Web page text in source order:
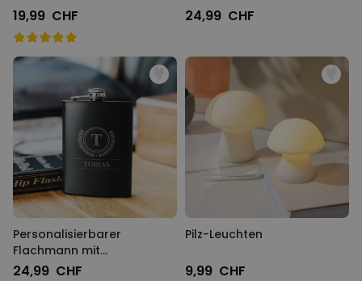
Freundinnen
19,99 CHF 24,99 CHF
Personalisierbarer
Flachmann mit
Monogramm
24,99 CHF
Pilz-Leuchten
9,99 CHF